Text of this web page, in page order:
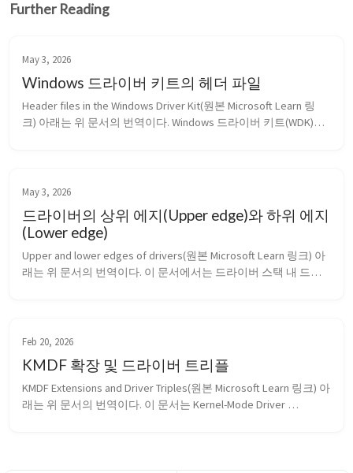
Further Reading
May 3, 2026
Windows 드라이버 키트의 헤더 파일
Header files in the Windows Driver Kit(원본 Microsoft Learn 링
크) 아래는 위 문서의 번역이다. Windows 드라이버 키트(WDK)의
May 3, 2026
드라이버의 상위 에지(Upper edge)와 하위 에지
(Lower edge)
Upper and lower edges of drivers(원본 Microsoft Learn 링크) 아
래는 위 문서의 번역이다. 이 문서에서는 드라이버 스택 내 드라
Feb 20, 2026
KMDF 확장 및 드라이버 트리플
KMDF Extensions and Driver Triples(원본 Microsoft Learn 링크) 아
래는 위 문서의 번역이다. 이 문서는 Kernel-Mode Driver